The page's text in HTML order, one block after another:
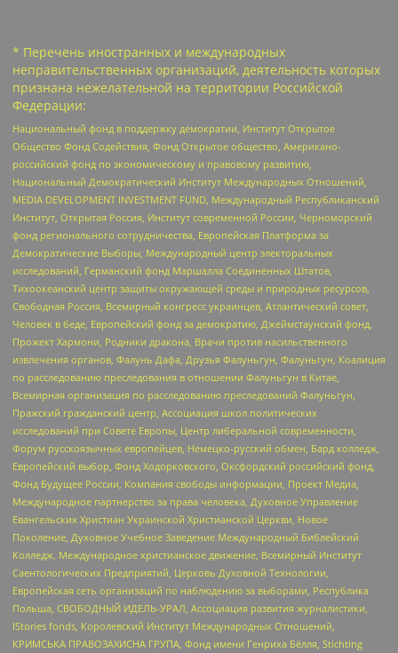
* Перечень иностранных и международных
неправительственных организаций, деятельность которых
признана нежелательной на территории Российской
Федерации:
Национальный фонд в поддержку демократии, Институт Открытое
Общество Фонд Содействия, Фонд Открытое общество, Американо-
российский фонд по экономическому и правовому развитию,
Национальный Демократический Институт Международных Отношений,
MEDIA DEVELOPMENT INVESTMENT FUND, Международный Республиканский
Институт, Открытая Россия, Институт современной России, Черноморский
фонд регионального сотрудничества, Европейская Платформа за
Демократические Выборы, Международный центр электоральных
исследований, Германский фонд Маршалла Соединенных Штатов,
Тихоокеанский центр защиты окружающей среды и природных ресурсов,
Свободная Россия, Всемирный конгресс украинцев, Атлантический совет,
Человек в беде, Европейский фонд за демократию, Джеймстаунский фонд,
Прожект Хармони, Родники дракона, Врачи против насильственного
извлечения органов, Фалунь Дафа, Друзья Фалуньгун, Фалуньгун, Коалиция
по расследованию преследования в отношении Фалуньгун в Китае,
Всемирная организация по расследованию преследований Фалуньгун,
Пражский гражданский центр, Ассоциация школ политических
исследований при Совете Европы, Центр либеральной современности,
Форум русскоязычных европейцев, Немецко-русский обмен, Бард колледж,
Европейский выбор, Фонд Ходорковского, Оксфордский российский фонд,
Фонд Будущее России, Компания свободы информации, Проект Медиа,
Международное партнерство за права человека, Духовное Управление
Евангельских Христиан Украинской Христианской Церкви, Новое
Поколение, Духовное Учебное Заведение Международный Библейский
Колледж, Международное христианское движение, Всемирный Институт
Саентологических Предприятий, Церковь Духовной Технологии,
Европейская сеть организаций по наблюдению за выборами, Республика
Польша, СВОБОДНЫЙ ИДЕЛЬ-УРАЛ, Ассоциация развития журналистики,
IStories fonds, Королевский Институт Международных Отношений,
КРИМСЬКА ПРАВОЗАХИСНА ГРУПА, Фонд имени Генриха Бёлля, Stichting